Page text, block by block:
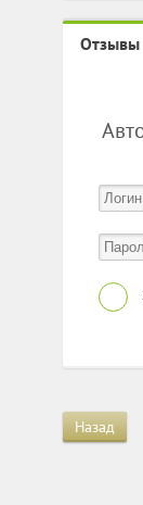
Отзывы
Назад